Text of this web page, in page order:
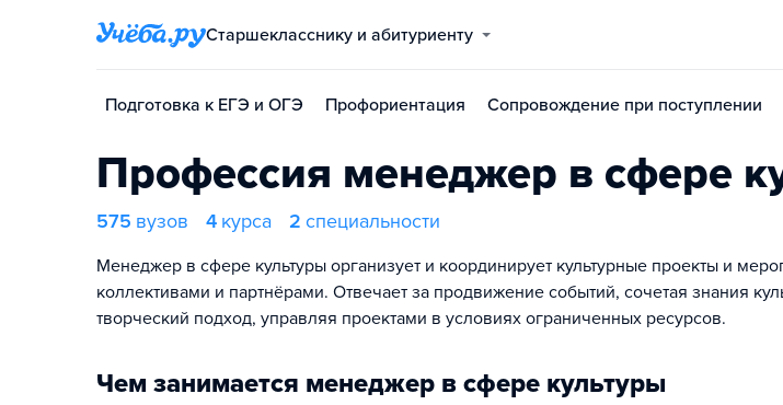
Старшекласснику и абитуриенту
Подготовка к ЕГЭ и ОГЭ Профориентация Сопровождение при поступлении
Профессия менеджер в сфере
575 вузов 4 курса 2 специальности
Менеджер в сфере культуры организует и координирует культурные проекты и
коллективами и партнёрами. Отвечает за продвижение событий, сочетая знания
творческий подход, управляя проектами в условиях ограниченных ресурсов.
Чем занимается менеджер в сфере культуры